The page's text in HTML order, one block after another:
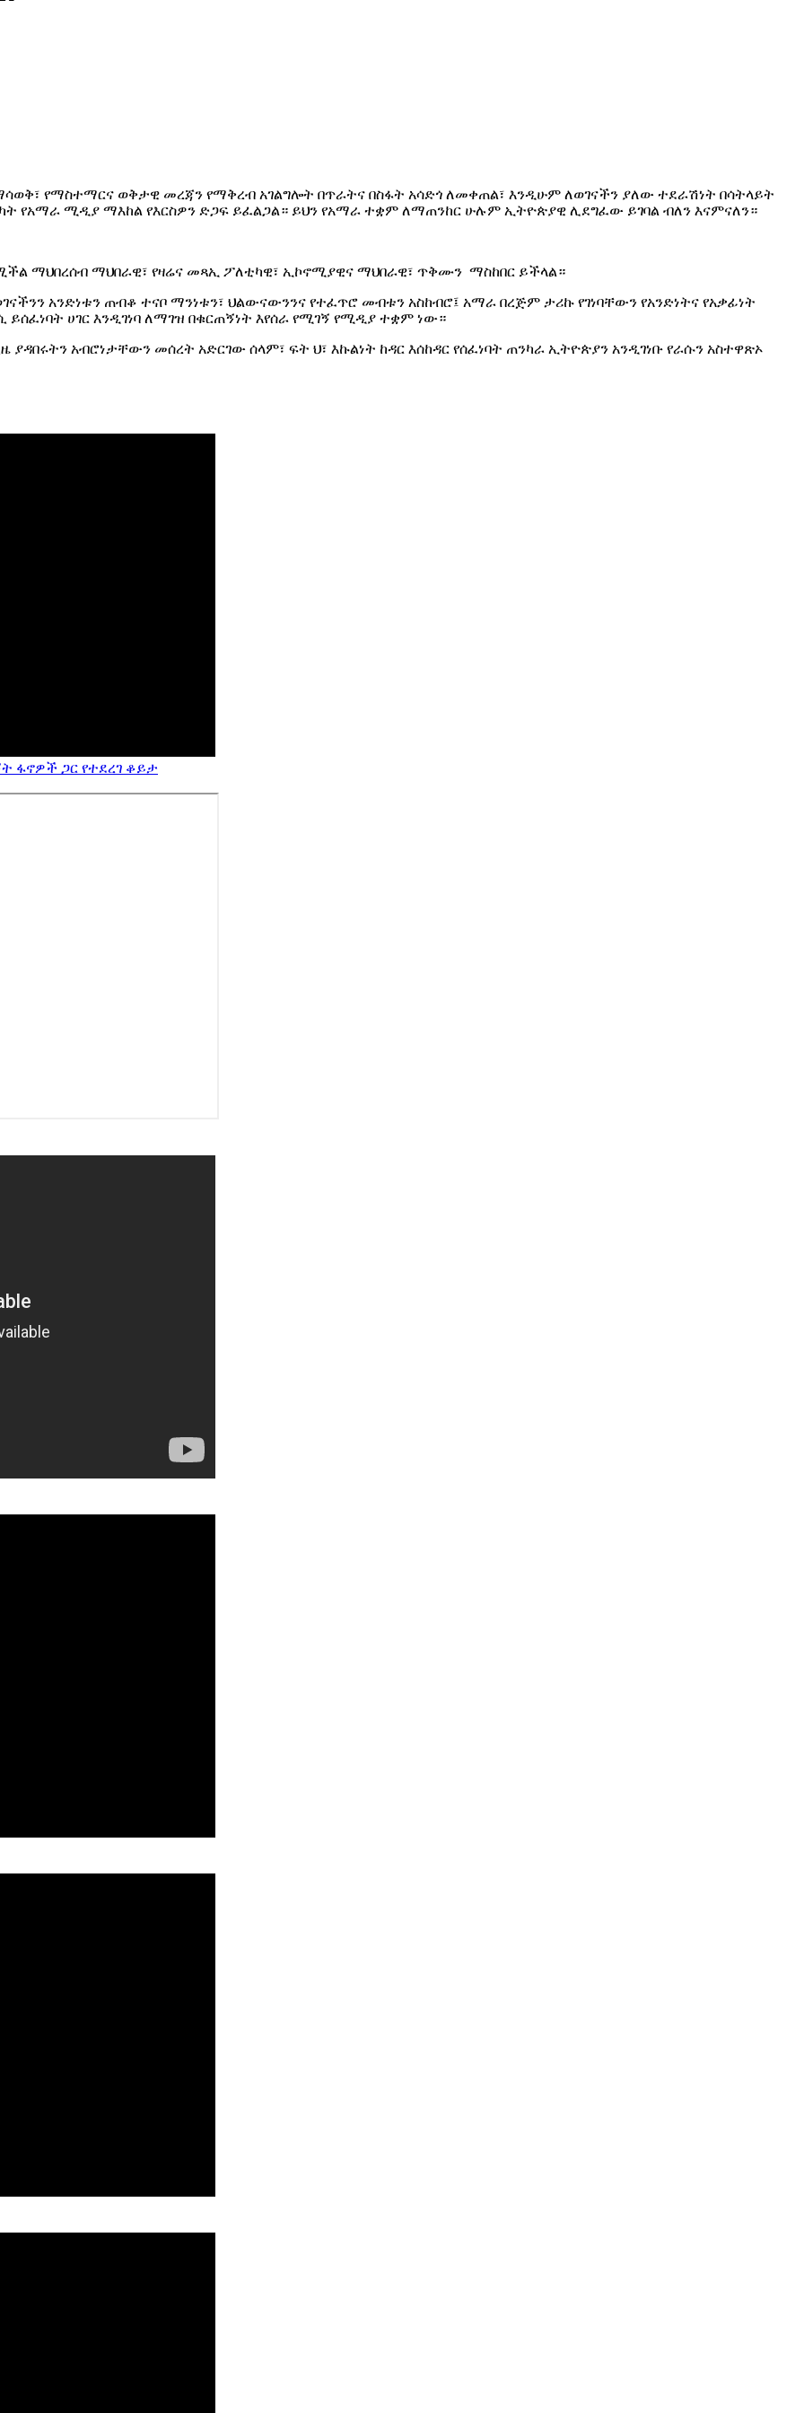
የማስተማርና ወቅታዊ መረጃን የማቅረብ አገልግሎት በጥራትና በስፋት አሳድጎ ለመቀጠል፣ እንዲሁም ለወገናችን ያለው ተደራሽነት በሳትላይት
የአማራ ሚዲያ ማእከል የእርስዎን ድጋፍ ይፈልጋል። ይህን የአማራ ተቋም ለማጠንከር ሁሉም ኢትዮጵያዊ ሊደግፈው ይገባል ብለን እናምናለን።
ማህበረሰብ ማህበራዊ፣ የዛሬና መጻኢ ፖለቲካዊ፣ ኢኮኖሚያዊና ማህበራዊ፣ ጥቅሙን ማስከበር ይችላል።
አንድነቱን ጠብቆ ተናቦ ማንነቱን፣ ህልውናውንንና የተፈጥሮ መብቱን አስከብሮ፤ አማራ በረጅም ታሪኩ የገነባቸውን የአንድነትና የአቃፊነት
ሀገር እንዲገነባ ለማገዝ በቁርጠኝነት እየሰራ የሚገኝ የሚዲያ ተቋም ነው።
አብሮነታቸውን መሰረት አድርገው ሰላም፣ ፍት ህ፣ እኩልነት ከዳር እሰከዳር የሰፈነባት ጠንካራ ኢትዮጵያን አንዲገነቡ የራሱን አስተዋጽኦ
ፋኖዎች ጋር የተደረገ ቆይታ